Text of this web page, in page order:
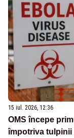
15 iul. 2026, 12:36
OMS începe
împotriva